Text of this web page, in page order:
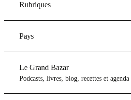
Rubriques
Pays
Le Grand Bazar
Podcasts, livres, blog, recettes et agenda